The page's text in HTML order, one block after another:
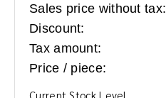
Sales price without tax:
Discount:
Tax amount:
Price / piece:
Current Stock Level